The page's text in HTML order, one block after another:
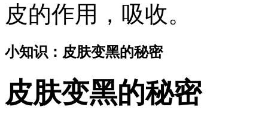
皮的作用，吸收。
小知识：皮肤变黑的秘密
皮肤变黑的秘密